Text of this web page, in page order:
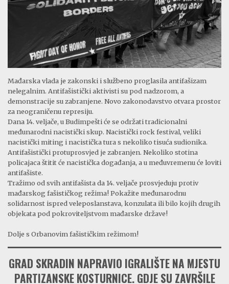
Mađarska vlada je zakonski i službeno proglasila antifašizam
nelegalnim. Antifašistički aktivisti su pod nadzorom, a
demonstracije su zabranjene. Novo zakonodavstvo otvara prostor
za neograničenu represiju.
Dana 14. veljače, u Budimpešti će se održati tradicionalni
međunarodni nacistički skup. Nacistički rock festival, veliki
nacistički miting i nacistička tura s nekoliko tisuća sudionika.
Antifašistički protuprosvjed je zabranjen. Nekoliko stotina
policajaca štitit će nacistička događanja, a u međuvremenu će loviti
antifašiste.
Tražimo od svih antifašista da 14. veljače prosvjeduju protiv
mađarskog fašističkog režima! Pokažite međunarodnu
solidarnost ispred veleposlanstava, konzulata ili bilo kojih drugih
objekata pod pokroviteljstvom mađarske države!
Dolje s Orbanovim fašističkim režimom!
GRAD SKRADIN NAPRAVIO IGRALIŠTE NA MJESTU
PARTIZANSKE KOSTURNICE. GDJE SU ZAVRŠILE